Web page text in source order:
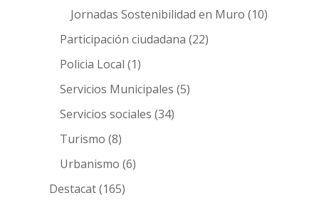
Jornadas Sostenibilidad en Muro (10)
Participación ciudadana (22)
Policia Local (1)
Servicios Municipales (5)
Servicios sociales (34)
Turismo (8)
Urbanismo (6)
Destacat(165)